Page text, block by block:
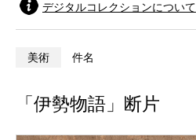
デジタルコレクションについて
美術 件名
「伊勢物語」断片